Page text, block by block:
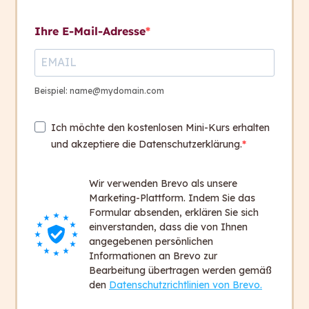
+ Links
Session 6, Dienstag, 5.
November 2024
4
Session 7, Dienstag, 12.
5
Session 8, Dienstag, 19.
November 2024
6
Kontakt
+ 43 316 393 449
Headquarter
Heinrichstraße 145
Newsletter
Bleiben Sie auf dem Laufenden!
Zum Newsletter anmelden
Ihre E-Mail-Adresse
Beispiel: name@mydomain.com
Ich möchte den kostenlosen Mini-Kurs erhalten
und akzeptiere die Datenschutzerklärung.
Wir verwenden Brevo als unsere
Marketing-Plattform. Indem Sie das
Formular absenden, erklären Sie sich
einverstanden, dass die von Ihnen
angegebenen persönlichen
Informationen an Brevo zur
Bearbeitung übertragen werden gemäß
den Datenschutzrichtlinien von Brevo.